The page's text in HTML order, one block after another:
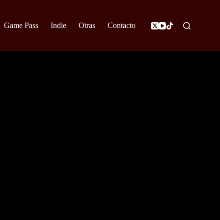
Game Pass Indie Otras Contacto